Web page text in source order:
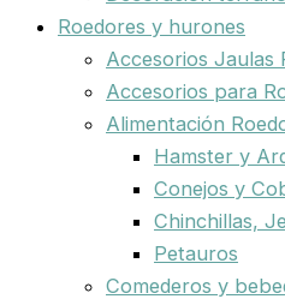
Roedores y hurones
Accesorios Jaulas
Accesorios para
Alimentación
Hamster y
Conejos y
Chinchillas,
Petauros
Comederos y